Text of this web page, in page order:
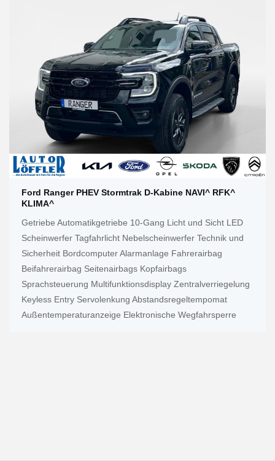
Ford Ranger PHEV Stormtrak D-Kabine NAVI^ RFK^
KLIMA^
Getriebe Automatikgetriebe 10-Gang Licht und Sicht LED
Scheinwerfer Tagfahrlicht Nebelscheinwerfer Technik und
Sicherheit Bordcomputer Alarmanlage Fahrerairbag
Beifahrerairbag Seitenairbags Kopfairbags
Sprachsteuerung Multifunktionsdisplay Zentralverriegelung
Keyless Entry Servolenkung Abstandsregeltempomat
Außentemperaturanzeige Elektronische Wegfahrsperre